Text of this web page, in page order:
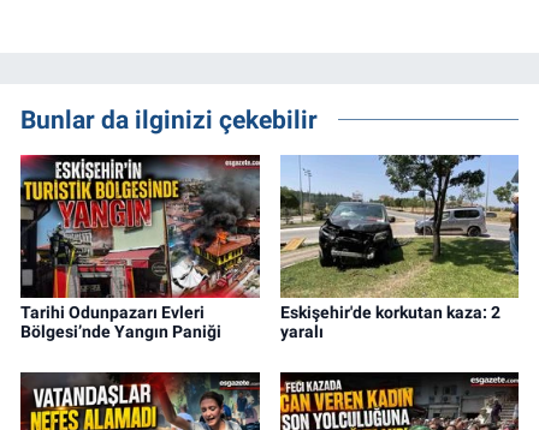
Bunlar da ilginizi çekebilir
Tarihi Odunpazarı Evleri
Bölgesi’nde Yangın Paniği
Eskişehir'de korkutan kaza: 2
yaralı